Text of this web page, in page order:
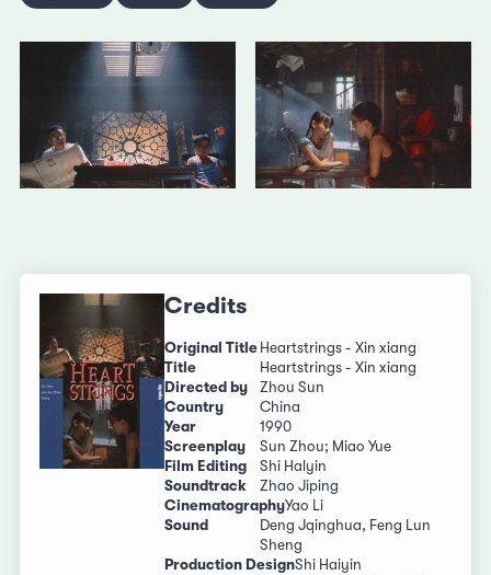
Credits
Original Title Heartstrings - Xin xiang
Title
Heartstrings - Xin xiang
Directed by
Zhou Sun
Country
China
Year
1990
Screenplay
Sun Zhou; Miao Yue
Film Editing
Shi Halyin
Soundtrack
Zhao Jiping
CinematographyYao Li
Sound
Deng Jqinghua, Feng Lun
Sheng
Production DesignShi Haiyin